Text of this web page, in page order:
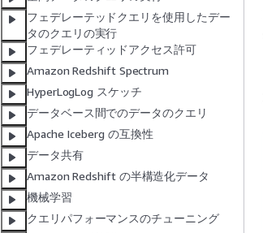
フェデレーテッドクエリを使用したデー
タのクエリの実行
フェデレーティッドアクセス許可
Amazon Redshift Spectrum
HyperLogLog スケッチ
データベース間でのデータのクエリ
Apache Iceberg の互換性
データ共有
Amazon Redshift の半構造化データ
機械学習
クエリパフォーマンスのチューニング